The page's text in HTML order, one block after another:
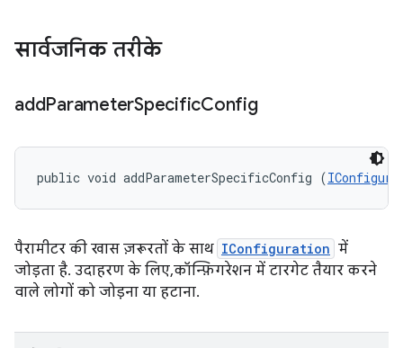
सार्वजनिक तरीके
addParameterSpecificConfig
public void addParameterSpecificConfig (
पैरामीटर की खास ज़रूरतों के साथ IConfiguration में
जोड़ता है. उदाहरण के लिए, कॉन्फ़िगरेशन में टारगेट तैयार करने
वाले लोगों को जोड़ना या हटाना.